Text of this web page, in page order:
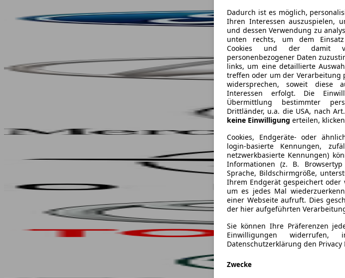
Dadurch ist es möglich,
Ihren Interessen auszuspielen,
und dessen Verwendung zu
unten rechts, um dem
Cookies und der damit
personenbezogener Daten
links, um eine detaillierte
treffen oder um der Verarbeitung
widersprechen, soweit diese
Interessen erfolgt. Die
Übermittlung bestimmter
Drittländer, u.a. die USA, nach
keine Einwilligung erteilen,
Cookies, Endgeräte- oder
login-basierte Kennungen,
netzwerkbasierte Kennungen)
Informationen (z. B.
Sprache, Bildschirmgröße,
Ihrem Endgerät gespeichert oder
um es jedes Mal
einer Webseite aufruft. Dies
der hier aufgeführten
Sie können Ihre Präferenzen
Einwilligungen
Datenschutzerklärung den
Zwecke